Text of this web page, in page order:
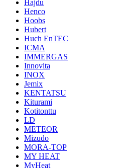
Hajdu
Henco
Hoobs
Hubert
Huch EnTEC
ICMA
IMMERGAS
Innovita
INOX
Jemix
KENTATSU
Kiturami
Kotitonttu
LD
METEOR
Mizudo
MORA-TOP
MY HEAT
MyHeat